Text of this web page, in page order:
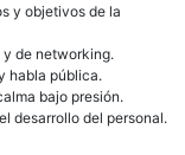
y objetivos de la
de networking.
habla pública.
bajo presión.
desarrollo del personal.